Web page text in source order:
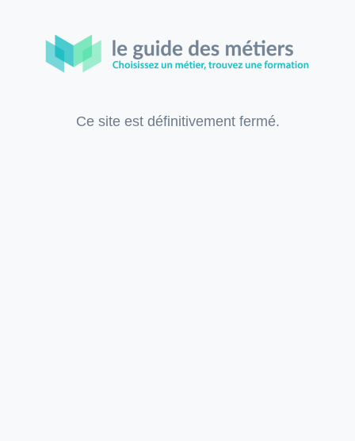
Ce site est définitivement fermé.